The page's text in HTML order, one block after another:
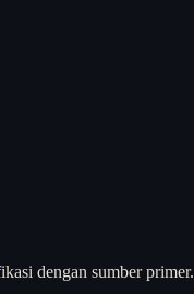
dengan sumber primer.